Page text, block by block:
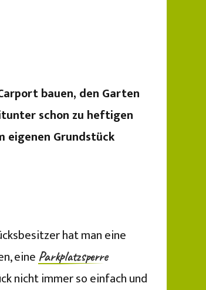
bauen, den Garten
schon zu heftigen
eigenen Grundstück
hat man eine
eine Parkplatzsperre
nicht immer so einfach und